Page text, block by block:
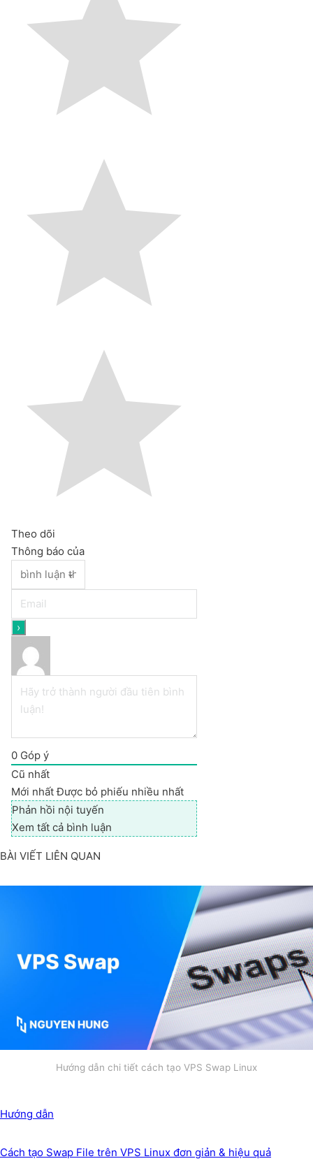
Theo dõi
Thông báo của
0 Góp ý
Cũ nhất
Mới nhất Được bỏ phiếu nhiều nhất
Phản hồi nội tuyến
Xem tất cả bình luận
BÀI VIẾT LIÊN QUAN
Hướng dẫn chi tiết cách tạo VPS Swap Linux
Hướng dẫn
Cách tạo Swap File trên VPS Linux đơn giản & hiệu quả